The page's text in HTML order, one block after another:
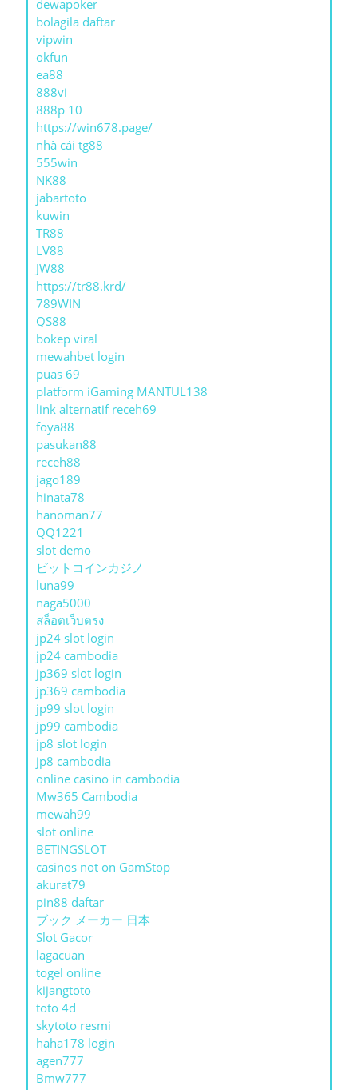
dewapoker
bolagila daftar
vipwin
okfun
ea88
888vi
888p 10
https://win678.page/
nhà cái tg88
555win
NK88
jabartoto
kuwin
TR88
LV88
JW88
https://tr88.krd/
789WIN
QS88
bokep viral
mewahbet login
puas 69
platform iGaming MANTUL138
link alternatif receh69
foya88
pasukan88
receh88
jago189
hinata78
hanoman77
QQ1221
slot demo
ビットコインカジノ
luna99
naga5000
สล็อตเว็บตรง
jp24 slot login
jp24 cambodia
jp369 slot login
jp369 cambodia
jp99 slot login
jp99 cambodia
jp8 slot login
jp8 cambodia
online casino in cambodia
Mw365 Cambodia
mewah99
slot online
BETINGSLOT
casinos not on GamStop
akurat79
pin88 daftar
ブック メーカー 日本
Slot Gacor
lagacuan
togel online
kijangtoto
toto 4d
skytoto resmi
haha178 login
agen777
Bmw777